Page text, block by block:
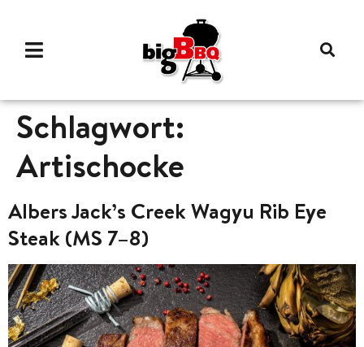
Schlagwort:
Artischocke
Albers Jack’s Creek Wagyu Rib Eye
Steak (MS 7–8)